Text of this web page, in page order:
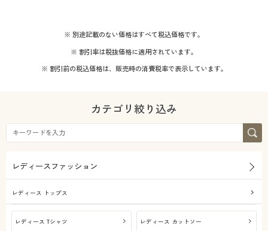
カタログ・チラシからのご注文
デジタルカタログ
会員メニュー
閲覧履歴
お気に入り
える)
エレガント
着用感
※ 別途記載のない価格はすべて税込価格です。
※ 割引率は税抜価格に適用されています。
※ 割引前の税込価格は、販売時の消費税率で表示しています。
カテゴリ絞り込み
レディースファッション
レディース トップス
レディース Tシャツ レディース カットソー